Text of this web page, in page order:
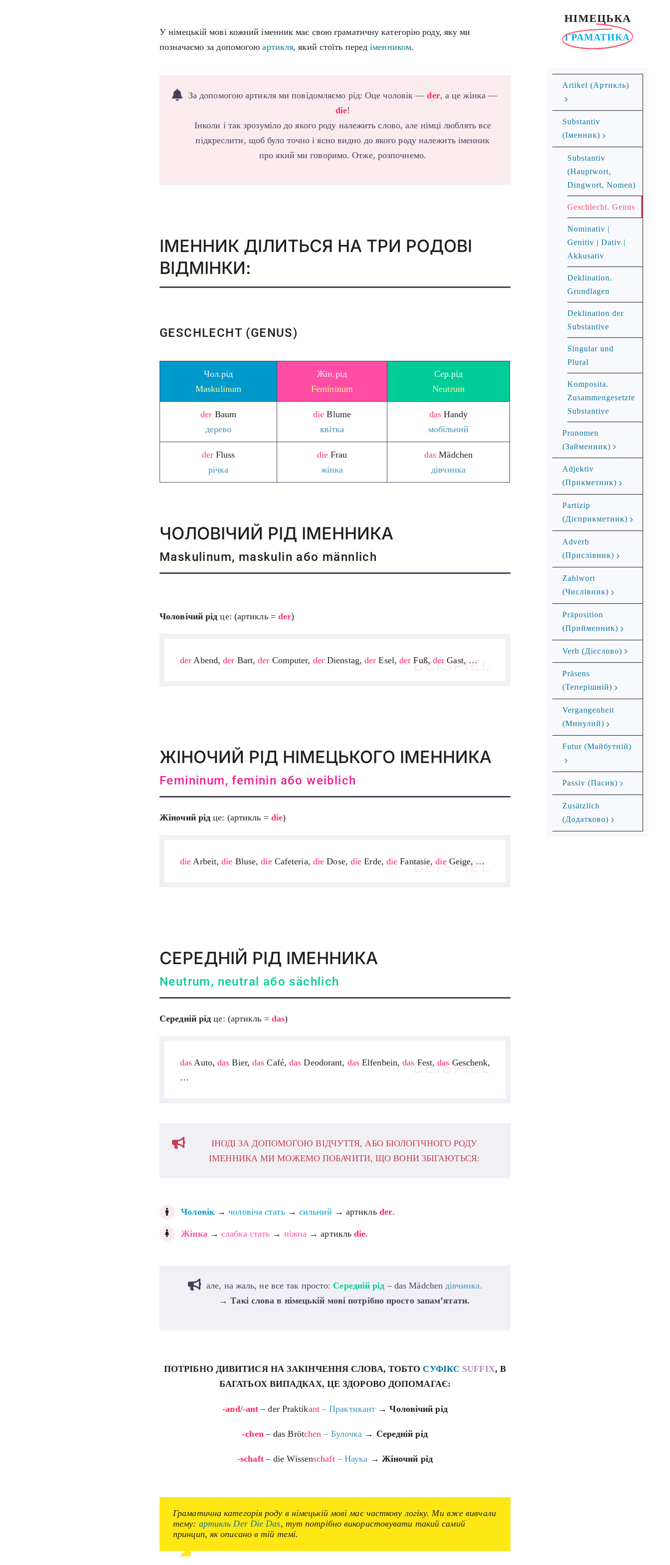
У німецькій мові кожний іменник має свою граматичну категорію роду, яку ми
позначаємо за допомогоюартикля, який стоїть передіменником.
За допомогою артикля ми повідомляємо рід: Оце чоловік —der, а це жінка —
die!
Інколи і так зрозуміло до якого роду належить слово, але німці люблять все
підкреслити, щоб було точно і ясно видно до якого роду належить іменник
про який ми говоримо. Отже, розпочнемо.
ІМЕННИК ДІЛИТЬСЯ НА ТРИ РОДОВІ
ВІДМІНКИ:
GESCHLECHT (GENUS)
Чол.рід
Maskulinum
Жін.рід
Femininum
Сер.рід
Neutrum
der Baum
дерево
die Blume
квітка
das Handy
мобільний
derFluss
річка
dieFrau
жінка
das Mädchen
дівчинка
ЧОЛОВІЧИЙ РІД ІМЕННИКА
Maskulinum, maskulin або männlich
Чоловічий рідце: (артикль = der)
BEISPIEL
der Abend,der Bart,der Computer, derDienstag,der Esel,der Fuß, der Gast, …
ЖІНОЧИЙ РІД НІМЕЦЬКОГО ІМЕННИКА
Femininum, feminin або weiblich
Жіночий рід це: (артикль = die)
BEISPIEL
die Arbeit,die Bluse,dieCafeteria, die Dose, die Erde, die Fantasie,dieGeige, …
СЕРЕДНІЙ РІД ІМЕННИКА
Neutrum, neutral або sächlich
Середній рід це: (артикль = das)
BEISPIEL
das Auto,das Bier,das Café,das Deodorant, dasElfenbein,das Fest,das Geschenk,
…
ІНОДІ ЗА ДОПОМОГОЮ ВІДЧУТТЯ, АБО БІОЛОГІЧНОГО РОДУ
ІМЕННИКА МИ МОЖЕМО ПОБАЧИТИ, ЩО ВОНИ ЗБІГАЮТЬСЯ:
Чоловік→чоловіча стать → сильний → артикль der.
Жінка →слабка стать → ніжна → артикльdie.
але, на жаль, не все так просто: Середній рід – das Mädchen дівчинка.
→Такі слова в німецькій мові потрібно просто запам’ятати.
ПОТРІБНО ДИВИТИСЯ НА ЗАКІНЧЕННЯ СЛОВА, ТОБТОСУФІКС SUFFIX, В
БАГАТЬОХ ВИПАДКАХ, ЦЕ ЗДОРОВО ДОПОМАГАЄ:
-and/-ant – der Praktikant – Практикант →Чоловічий рід
-chen – das Brötchen – Булочка → Середній рід
-schaft– die Wissenschaft – Наука → Жіночий рід
Граматична категорія роду в німецькій мові має часткову логіку. Ми вже вивчали
тему: артикль Der Die Das, тут потрібно використовувати такий самий
принцип, як описано в тій темі.
НІМЕЦЬКА
ГРАМАТИКА
Ar­ti­kel (Артикль)
Substantiv
(Іменник)
Substantiv
(Hauptwort,
Dingwort, Nomen)
Geschlecht. Genus
Nominativ |
Genitiv | Dativ |
Akkusativ
Deklination.
Grundlagen
Deklination der
Substantive
Singular und
Plural
Komposita.
Zusammengesetzte
Substantive
Pronomen
(Займенник)
Adjektiv
(Прикметник)
Partizip
(Дієприкметник)
Adverb
(Прислівник)
Zahlwort
(Числівник)
Präposition
(Прийменник)
Verb (Дієслово)
Präsens
(Теперішній)
Vergangenheit
(Минулий)
Futur (Майбутній)
Passiv (Пасив)
Zusätzlich
(Додатково)